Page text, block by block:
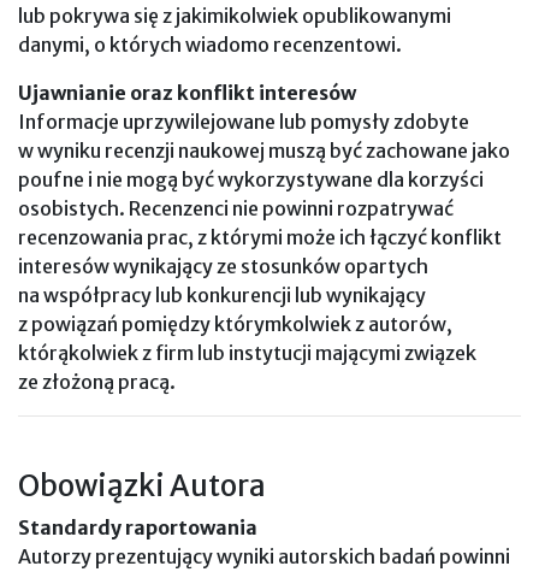
lub pokrywa się z jakimikolwiek opublikowanymi
danymi, o których wiadomo recenzentowi.
Ujawnianie oraz konflikt interesów
Informacje uprzywilejowane lub pomysły zdobyte
w wyniku recenzji naukowej muszą być zachowane jako
poufne i nie mogą być wykorzystywane dla korzyści
osobistych. Recenzenci nie powinni rozpatrywać
recenzowania prac, z którymi może ich łączyć konflikt
interesów wynikający ze stosunków opartych
na współpracy lub konkurencji lub wynikający
z powiązań pomiędzy którymkolwiek z autorów,
którąkolwiek z firm lub instytucji mającymi związek
ze złożoną pracą.
Obowiązki Autora
Standardy raportowania
Autorzy prezentujący wyniki autorskich badań powinni